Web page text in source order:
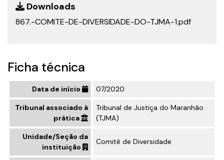
Downloads
867.-COMITE-DE-DIVERSIDADE-DO-TJMA-1.pdf
Ficha técnica
Data de início 07/2020
Tribunal associado à
prática
Tribunal de Justiça do Maranhão
(TJMA)
Unidade/Seção da
instituição
Comitê de Diversidade